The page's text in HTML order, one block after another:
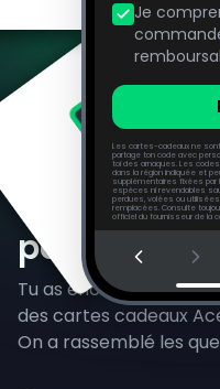
Je
Les cartes-cadeaux ne
partage ton code avec
toi des arnaques. Les
dans la région indiquée et
supplémentaires fixées par
espèces ni revendables
perdues, volées ou
remplacées. Consulte
officiel du fournisseur de la
Questions
posées
Tu as encore des
des cartes cadeaux
On a rassemblé les